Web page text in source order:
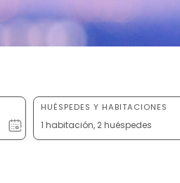
HUÉSPEDES Y HABITACIONES
1 habitación, 2 huéspedes